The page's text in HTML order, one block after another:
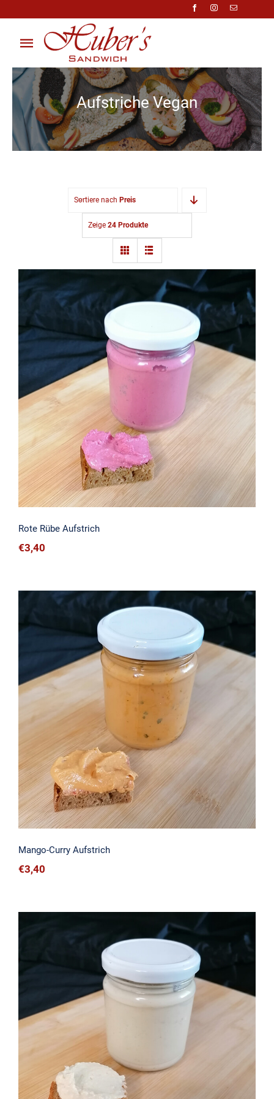
springen
Toggle
Navigation
Über Uns
Anfragen
Preisliste
Aufstriche Vegan
Sortiere nach Preis
Zeige 24 Produkte
Rote Rübe Aufstrich
Rote Rübe Aufstrich
€3,40
Mango-Curry Aufstrich
Mango-Curry Aufstrich
€3,40
Humus Aufstrich (Natur)